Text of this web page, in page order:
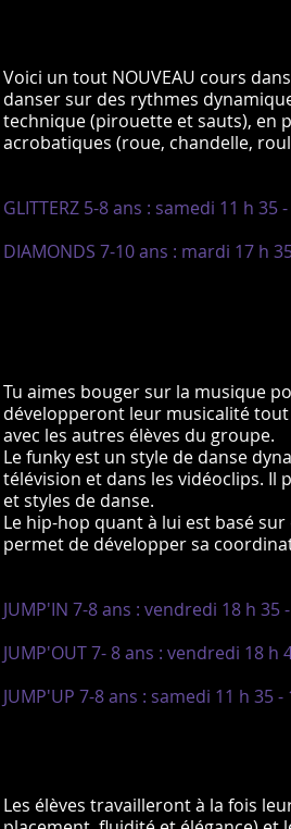
Voici un tout NOUVEAU cours
danser sur des rythmes
technique (pirouette et sauts), en
acrobatiques (roue, chandelle,
GLITTERZ 5-8 ans : samedi 11 h 35
DIAMONDS 7-10 ans : mardi 17 h
Tu aimes bouger sur la musique
développeront leur musicalité
avec les autres élèves du groupe.
Le funky est un style de danse
télévision et dans les vidéoclips.
et styles de danse.
Le hip-hop quant à lui est basé
permet de développer sa
JUMP'IN 7-8 ans : vendredi 18 h 35
JUMP'OUT 7- 8 ans : vendredi 18 h
JUMP'UP 7-8 ans : samedi 11 h 35 -
Les élèves travailleront à la fois